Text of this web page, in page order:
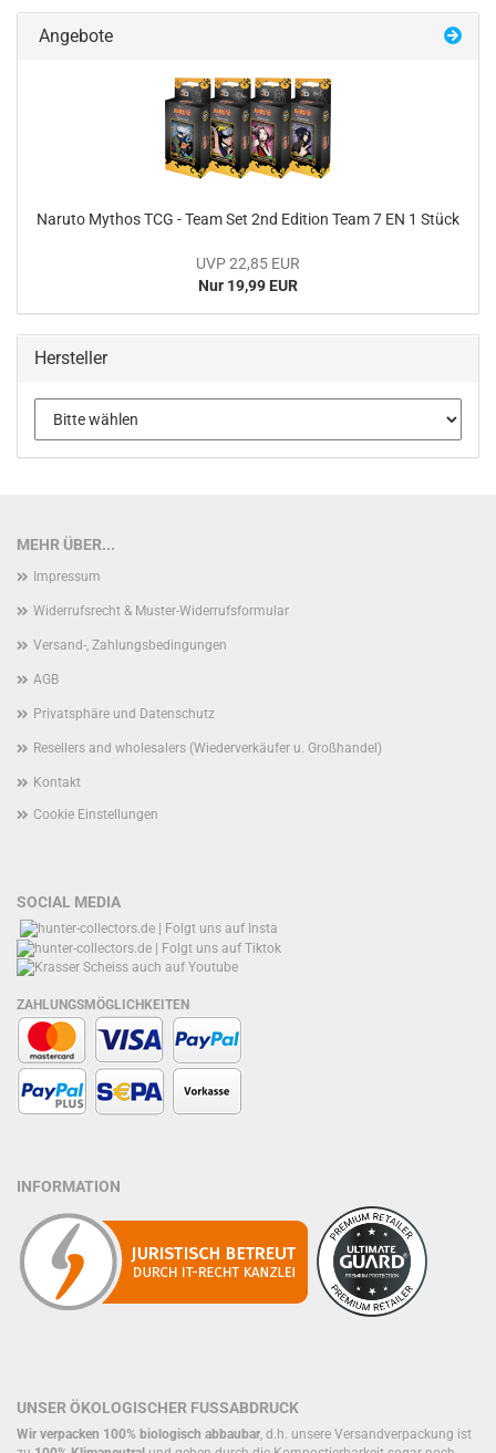
Angebote
Na­ruto My­thos TCG - Team Set 2nd Edi­ti­on Team 7 EN 1 Stück
UVP 22,85 EUR
Nur 19,99 EUR
Hersteller
MEHR ÜBER...
Impressum
Widerrufsrecht & Muster-Widerrufsformular
Versand-, Zahlungsbedingungen
AGB
Privatsphäre und Datenschutz
Resellers and wholesalers (Wiederverkäufer u. Großhandel)
Kontakt
Cookie Einstellungen
SOCIAL MEDIA
ZAHLUNGSMÖGLICHKEITEN
INFORMATION
UNSER ÖKOLOGISCHER FUSSABDRUCK
Wir verpacken 100% biologisch abbaubar, d.h. unsere Versandverpackung ist